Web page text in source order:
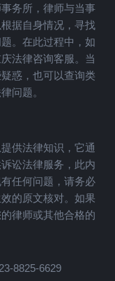
务所，律师与当事
据自身情况，寻找
。在此过程中，如
法律咨询客服。当
惑，也可以查询类
问题。
供法律知识，它通
讼法律服务，此内
任何问题，请务必
的原文核对。如果
律师或其他合格的
8825-6629